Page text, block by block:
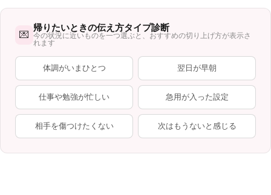
💌
帰りたいときの伝え方タイプ診断
今の状況に近いものを一つ選ぶと、おすすめの切り上げ方が表示さ
れます
体調がいまひとつ 翌日が早朝
仕事や勉強が忙しい 急用が入った設定
相手を傷つけたくない 次はもうないと感じる